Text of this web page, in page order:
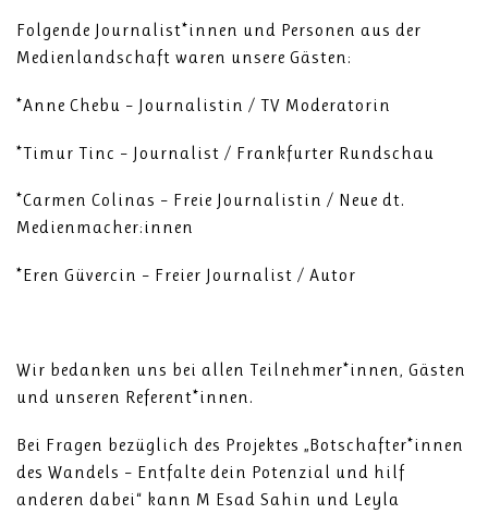
Folgende Journalist*innen und Personen aus der
Medienlandschaft waren unsere Gästen:
*Anne Chebu – Journalistin / TV Moderatorin
*Timur Tinc – Journalist / Frankfurter Rundschau
*Carmen Colinas – Freie Journalistin / Neue dt.
Medienmacher:innen
*Eren Güvercin – Freier Journalist / Autor
Wir bedanken uns bei allen Teilnehmer*innen, Gästen
und unseren Referent*innen.
Bei Fragen bezüglich des Projektes „Botschafter*innen
des Wandels – Entfalte dein Potenzial und hilf
anderen dabei“ kann M Esad Sahin und Leyla